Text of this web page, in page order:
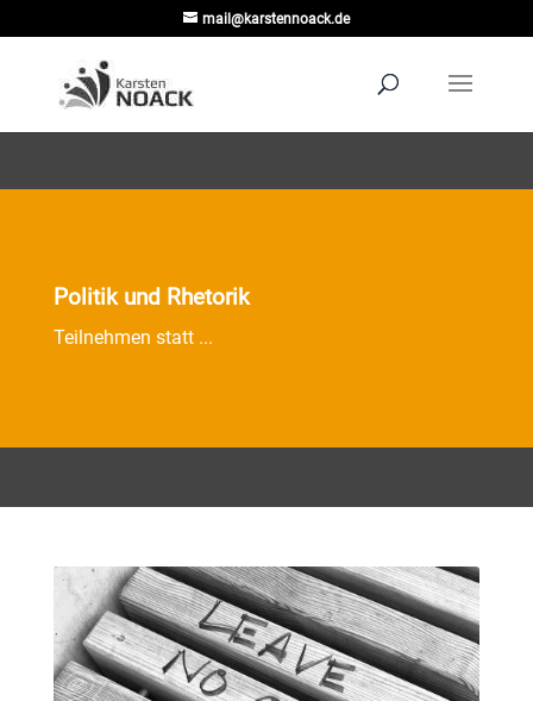
mail@karstennoack.de
Politik und Rhetorik
Teilnehmen statt ...